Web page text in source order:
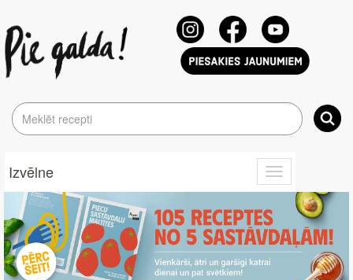
Toggle
navigation
Izvēlne